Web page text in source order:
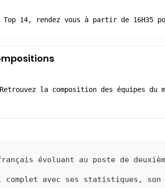
14, rendez vous à partir de 16H35
Retrouvez la composition des équipes
évoluant au poste de
complet avec ses statistiques,